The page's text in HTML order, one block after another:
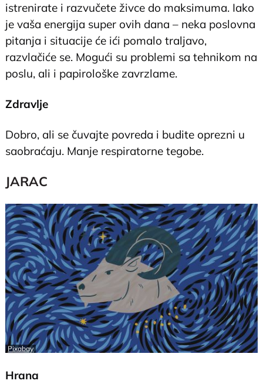
istrenirate i razvučete živce do maksimuma. Iako
je vaša energija super ovih dana – neka poslovna
pitanja i situacije će ići pomalo traljavo,
razvlačiće se. Mogući su problemi sa tehnikom na
poslu, ali i papirološke zavrzlame.
Zdravlje
Dobro, ali se čuvajte povreda i budite oprezni u
saobraćaju. Manje respiratorne tegobe.
JARAC
Pixabay
Hrana